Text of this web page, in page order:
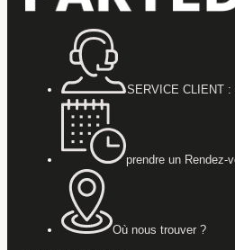
SERVICE CLIENT :
prendre un Rendez-
Où nous trouver ?